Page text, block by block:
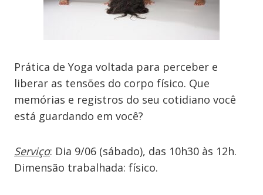
Prática de Yoga voltada para perceber e
liberar as tensões do corpo físico. Que
memórias e registros do seu cotidiano você
está guardando em você?
Serviço: Dia 9/06 (sábado), das 10h30 às 12h.
Dimensão trabalhada: físico.